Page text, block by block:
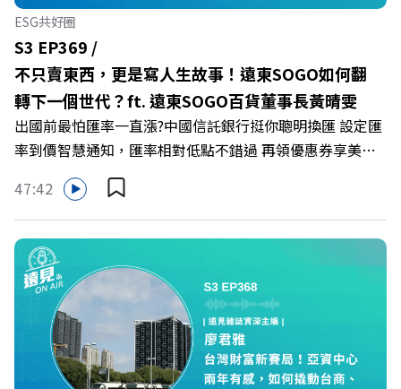
清生活的雜亂。 點開看質感養成術>>
https://gvmkt.pse.is/9al3px ✨關注《遠見》更多的社群：
LINE：https://reurl.cc/A4ELQp IG：
https://bit.ly/3AjBWNV YT：https://bit.ly/38jNi9k
Powered by Firstory Hosting
ESG共好圈
S3 EP369 /
不只賣東西，更是寫人生故事！遠東SOGO如何翻
轉下一個世代？ft. 遠東SOGO百貨董事長黃晴雯
出國前最怕匯率一直漲?中國信託銀行挺你聰明換匯 設定匯
率到價智慧通知，匯率相對低點不錯過 再領優惠券享美金
最高減3分等優惠 立即設定： https://fstry.pse.is/9d7lr7
投資外幣如幣別轉換可能產生匯兌損失，應評估涉及自身情
況審慎投資。 完整注意事項詳見網站資訊。 —— 以上為
Firstory Podcast 廣告 —— 在永續減碳、綠色消費與友善
職場的變革浪潮下，傳統大流量、高耗能的百貨零售業該如
何轉型突圍？ 本集《遠見ON AIR》邀請到遠東SOGO百貨
董事長黃晴雯，帶你解析遠東SOGO如何透過戰略布局，打
造出兼顧企業獲利與社會共好的綠色零售新契機！ 🔺如何
從單純百貨專櫃轉型為有溫度的利他平台？ 🔺最難節能的
47:42